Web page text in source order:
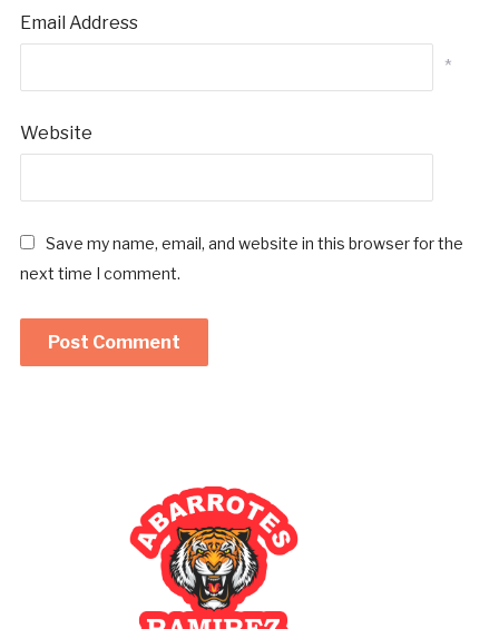
Email Address
*
Website
Save my name, email, and website in this browser for the
next time I comment.